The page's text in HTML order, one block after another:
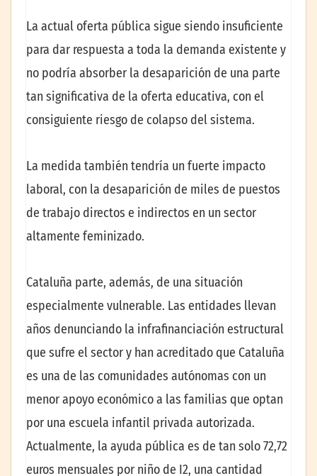
La actual oferta pública sigue siendo insuficiente
para dar respuesta a toda la demanda existente y
no podría absorber la desaparición de una parte
tan significativa de la oferta educativa, con el
consiguiente riesgo de colapso del sistema.
La medida también tendría un fuerte impacto
laboral, con la desaparición de miles de puestos
de trabajo directos e indirectos en un sector
altamente feminizado.
Cataluña parte, además, de una situación
especialmente vulnerable. Las entidades llevan
años denunciando la infrafinanciación estructural
que sufre el sector y han acreditado que Cataluña
es una de las comunidades autónomas con un
menor apoyo económico a las familias que optan
por una escuela infantil privada autorizada.
Actualmente, la ayuda pública es de tan solo 72,72
euros mensuales por niño de I2, una cantidad